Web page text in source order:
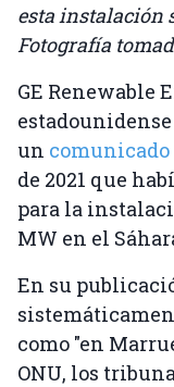
esta instalación
Fotografía
GE Renewable
un comunicado
de 2021 que
para la
MW en el
En su
como "en
ONU, los